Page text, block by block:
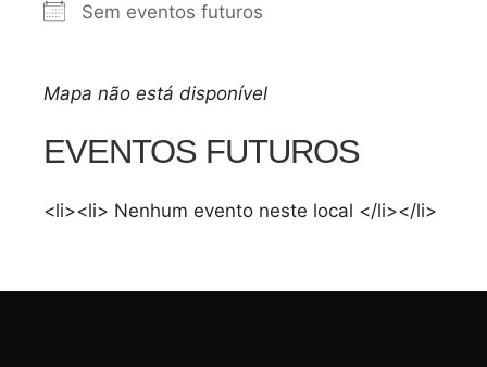
Sem eventos futuros
Mapa não está disponível
EVENTOS FUTUROS
<li><li> Nenhum evento neste local </li></li>